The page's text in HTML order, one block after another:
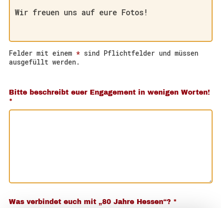
Wir freuen uns auf eure Fotos!
Felder mit einem *sind Pflichtfelder und müssen
ausgefüllt werden.
Bitte beschreibt euer Engagement in wenigen Worten!
*
Was verbindet euch mit „80 Jahre Hessen“?*